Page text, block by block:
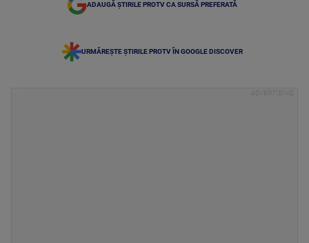
ADAUGĂ ȘTIRILE PROTV CA SURSĂ PREFERATĂ
URMĂREȘTE ȘTIRILE PROTV ÎN GOOGLE DISCOVER